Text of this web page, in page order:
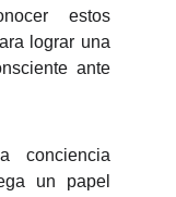
estos
lograr una
ante
conciencia
un papel